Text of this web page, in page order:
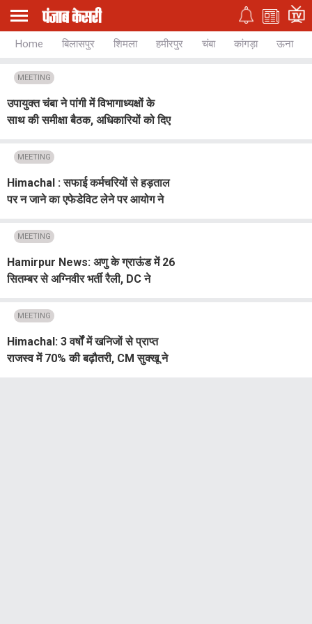
Home बिलासपुर शिमला हमीरपुर चंबा कांगड़ा ऊना
MEETING
उपायुक्त चंबा ने पांगी में विभागाध्यक्षों के
साथ की समीक्षा बैठक, अधिकारियों को दिए
MEETING
Himachal : सफाई कर्मचरियों से हड़ताल
पर न जाने का एफेडेविट लेने पर आयोग ने
MEETING
Hamirpur News: अणु के ग्राऊंड में 26
सितम्बर से अग्निवीर भर्ती रैली, DC ने
बैठक
MEETING
Himachal: 3 वर्षों में खनिजों से प्राप्त
राजस्व में 70% की बढ़ौतरी, CM सुक्खू ने